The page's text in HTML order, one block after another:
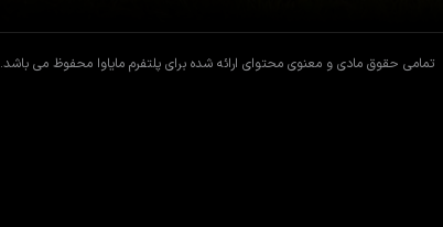
تمامی حقوق مادی و معنوی محتوای ارائه شده برای پلتفرم مایاوا محفوظ می باشد.